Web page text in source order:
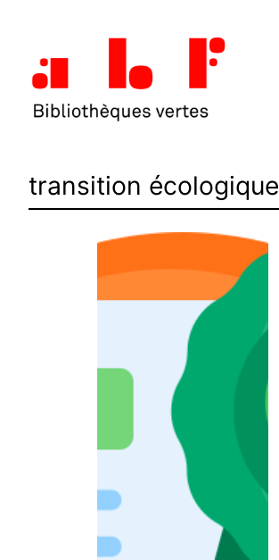
contenu
transition écologique